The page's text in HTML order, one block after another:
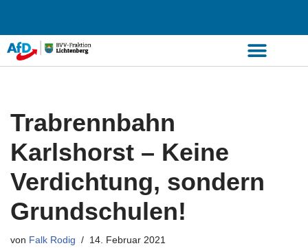
Zum
Inhalt
springen
Trabrennbahn
Karlshorst – Keine
Verdichtung, sondern
Grundschulen!
von Falk Rodig 14. Februar 2021